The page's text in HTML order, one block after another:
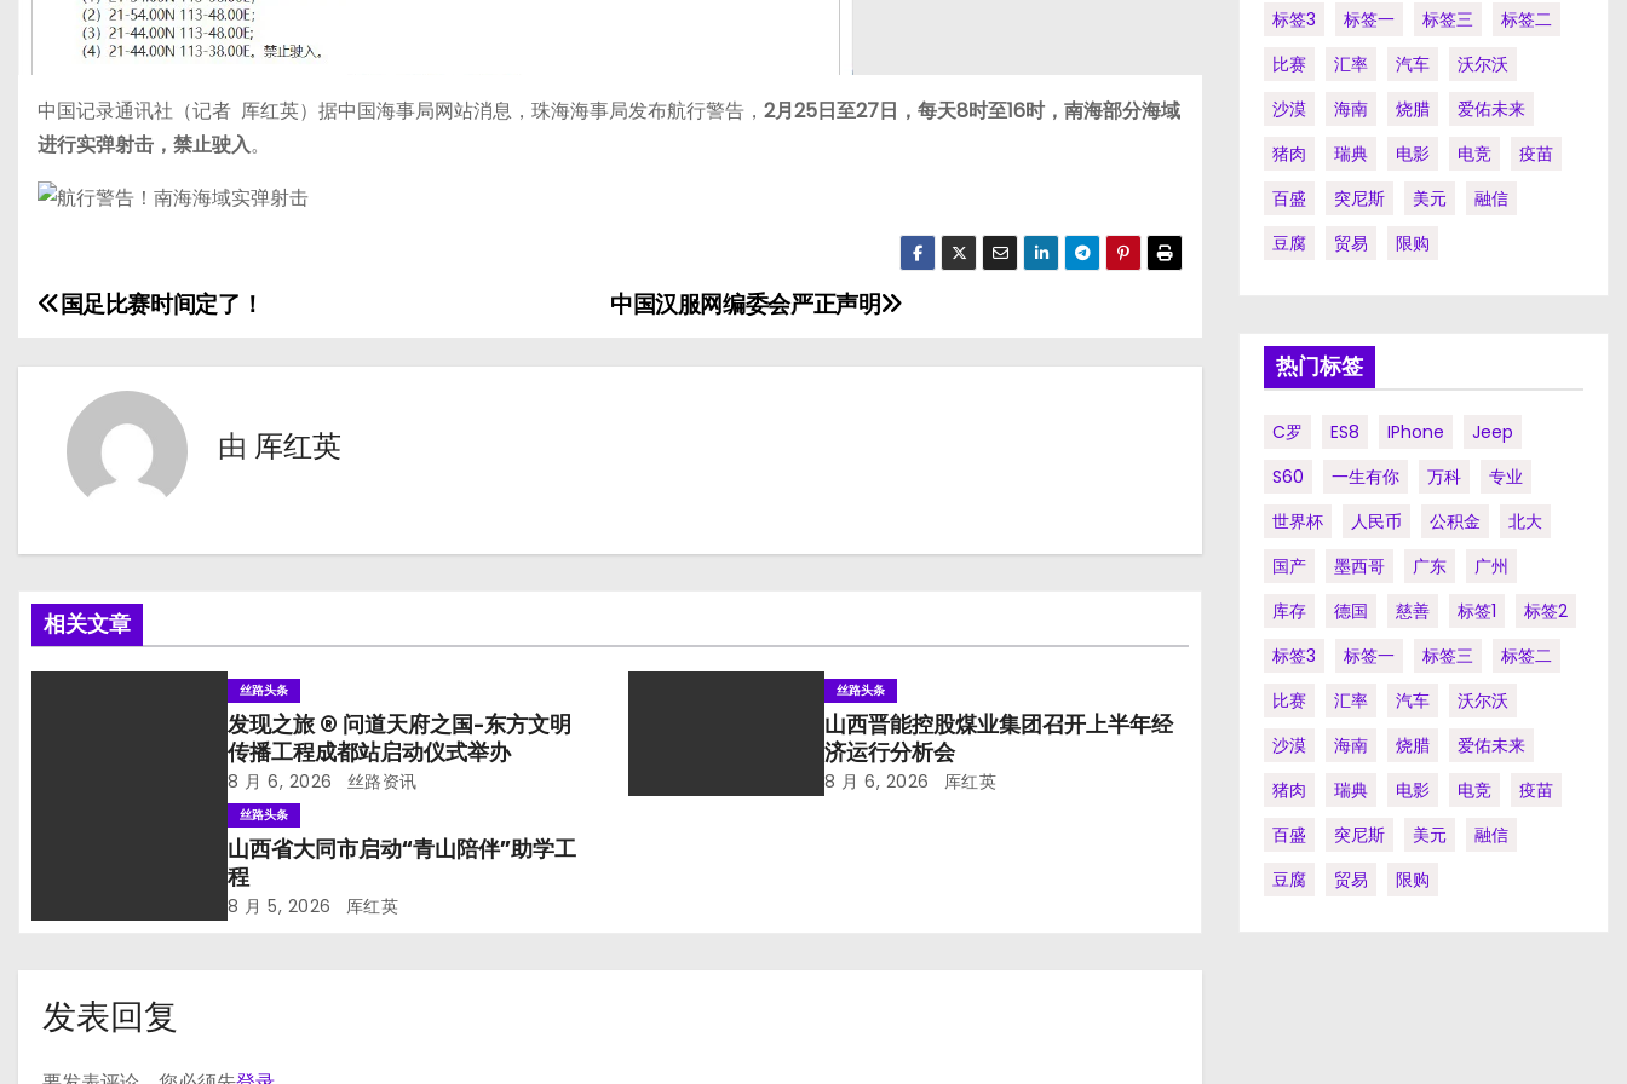
中国记录通讯社（记者 厍红英）据中国海事局网站消息，珠海海事局发布航行警告， 2月25日至27日，每天8时至16时，南海部分海域
进行实弹射击，禁止驶入。
文
章
导
航
中国汉服网编委会严正声明
国足比赛时间定了！
由 厍红英
相关文章
丝路头条
发现之旅 ® 问道天府之国-东方文明
传播工程成都站启动仪式举办
8 月 6, 2026 丝路资讯
丝路头条
山西晋能控股煤业集团召开上半年经
济运行分析会
8 月 6, 2026 厍红英
丝路头条
山西省大同市启动“青山陪伴”助学工
程
8 月 5, 2026 厍红英
发表回复
标签3 标签一 标签三
标签二
比赛
汇率 汽车
沃尔沃
沙漠
海南 烧腊
爱佑未来
猪肉
瑞典 电影 电竞
疫苗
百盛
突尼斯 美元
融信
豆腐
贸易 限购
热门标签
C罗 ES8 IPhone
Jeep
S60
一生有你 万科
专业
世界杯
人民币 公积金
北大
国产
墨西哥 广东
广州
库存
德国 慈善 标签1
标签2
标签3
标签一 标签三
标签二
比赛
汇率 汽车
沃尔沃
沙漠
海南 烧腊
爱佑未来
猪肉
瑞典 电影 电竞
疫苗
百盛
突尼斯 美元
融信
豆腐
贸易 限购